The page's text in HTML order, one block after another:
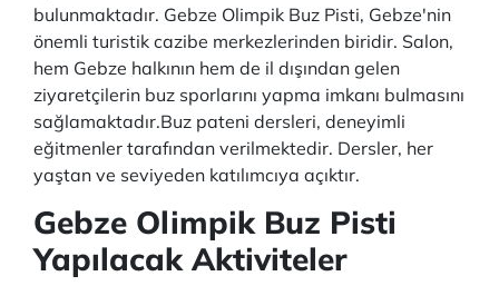
bulunmaktadır. Gebze Olimpik Buz Pisti, Gebze'nin
önemli turistik cazibe merkezlerinden biridir. Salon,
hem Gebze halkının hem de il dışından gelen
ziyaretçilerin buz sporlarını yapma imkanı bulmasını
sağlamaktadır.Buz pateni dersleri, deneyimli
eğitmenler tarafından verilmektedir. Dersler, her
yaştan ve seviyeden katılımcıya açıktır.
Gebze Olimpik Buz Pisti
Yapılacak Aktiviteler